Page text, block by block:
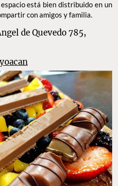
las mejores y más deliciosas
considerablemente, gracias
con ingredientes de la mejor
aquí el menú es amplio y variado,
frutales
está bien distribuido en un
con amigos y familia.
de Quevedo 785,